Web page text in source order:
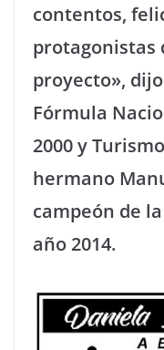
contentos,
protagonistas
proyecto»,
Fórmula
2000 y
hermano
campeón de
año 2014.